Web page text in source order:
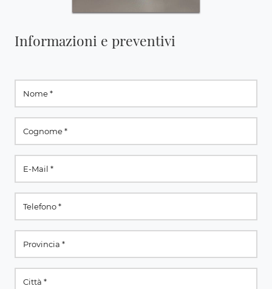
Informazioni e preventivi